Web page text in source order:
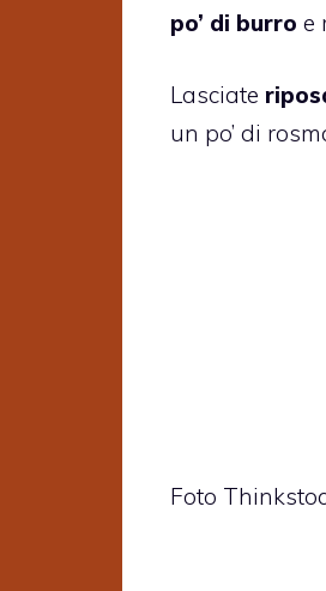
po’ di burro e
Lasciate
un po’ di
Foto